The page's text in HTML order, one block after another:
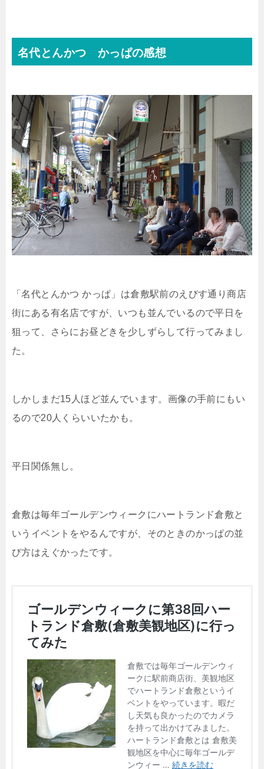
名代とんかつ かっぱの感想
「名代とんかつ かっぱ」は倉敷駅前のえびす通り商店
街にある有名店ですが、いつも並んでいるので平日を
狙って、さらにお昼どきを少しずらして行ってみまし
た。
しかしまだ15人ほど並んでいます。画像の手前にもい
るので20人くらいいたかも。
平日関係無し。
倉敷は毎年ゴールデンウィークにハートランド倉敷と
いうイベントをやるんですが、そのときのかっぱの並
び方はえぐかったです。